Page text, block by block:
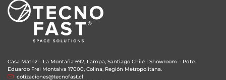
Casa Matriz – La Montaña 692, Lampa, Santiago Chile | Showroom – Pdte.
Eduardo Frei Montalva 17000, Colina, Región Metropolitana.
cotizaciones@tecnofast.cl